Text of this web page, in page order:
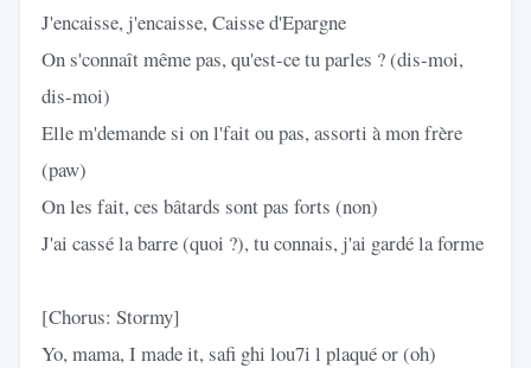
J'encaisse, j'encaisse, Caisse d'Epargne
On s'connaît même pas, qu'est-ce tu parles ? (dis-moi,
dis-moi)
Elle m'demande si on l'fait ou pas, assorti à mon frère
(paw)
On les fait, ces bâtards sont pas forts (non)
J'ai cassé la barre (quoi ?), tu connais, j'ai gardé la forme
[Chorus: Stormy]
Yo, mama, I made it, safi ghi lou7i l plaqué or (oh)